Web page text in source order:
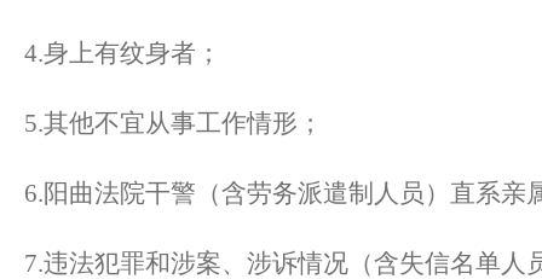
4.身上有纹身者；
5.其他不宜从事工作情形；
6.阳曲法院干警（含劳务派遣制人员）直系亲
7.违法犯罪和涉案、涉诉情况（含失信名单人